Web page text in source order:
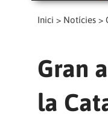
Inici > Notícies >
Gran
la